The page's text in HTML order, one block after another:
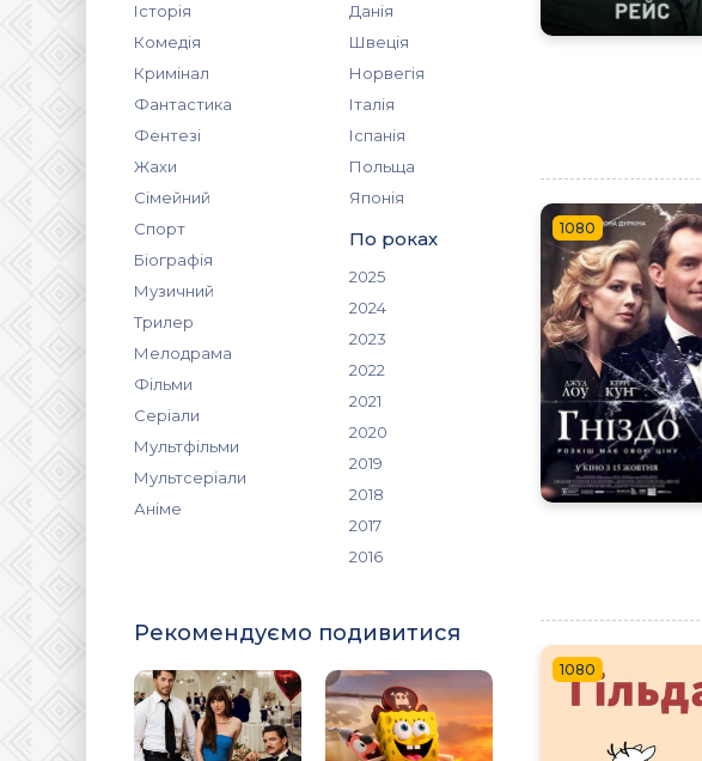
Історія
Комедія
Кримінал
Фантастика
Фентезі
Жахи
Сімейний
Спорт
Біографія
Музичний
Трилер
Мелодрама
Фільми
Серіали
Мультфільми
Мультсеріали
Аніме
Данія
Швеція
Норвегія
Італія
Іспанія
Польща
Японія
По роках
2025
2024
2023
2022
2021
2020
2019
2018
2017
2016
Рекомендуємо подивитися
1080
1080